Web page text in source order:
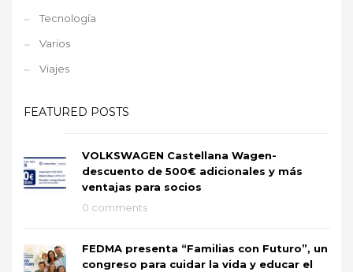
Tecnología
Varios
Viajes
FEATURED POSTS
VOLKSWAGEN Castellana Wagen-
descuento de 500€ adicionales y más
ventajas para socios
0 comments
FEDMA presenta “Familias con Futuro”, un
congreso para cuidar la vida y educar el